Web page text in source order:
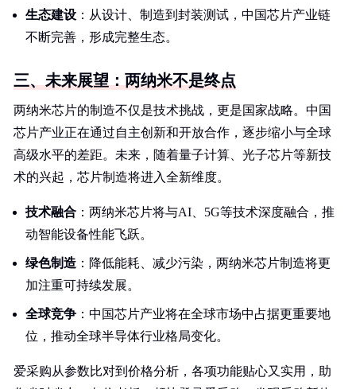
生态建设 ：从设计、制造到封装测试，中国芯片产业链
不断完善，形成完整生态。
三、未来展望：两纳米不是终点
两纳米芯片的制造不仅是技术挑战，更是国家战略。中国
芯片产业正在通过自主创新和开放合作，逐步缩小与全球
高级水平的差距。未来，随着量子计算、光子芯片等新技
术的兴起，芯片制造将进入全新维度。
技术融合 ：两纳米芯片将与AI、5G等技术深度融合，推
动智能设备性能飞跃。
绿色制造 ：降低能耗、减少污染，两纳米芯片制造将更
加注重可持续发展。
全球竞争 ：中国芯片产业将在全球市场中占据更重要地
位，推动全球半导体行业格局变化。
爱采购从参数比对到价格分析，各项功能贴心又实用，助